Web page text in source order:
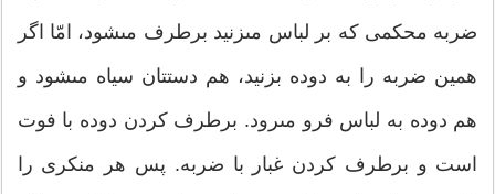
ضربه محكمى كه بر لباس مى‏زنيد برطرف مى‏شود، امّا اگر
همين ضربه را به دوده بزنيد، هم دستتان سياه مى‏شود و
هم دوده به لباس فرو مى‏رود. برطرف كردن دوده با فوت
است و برطرف كردن غبار با ضربه. پس هر منكرى را